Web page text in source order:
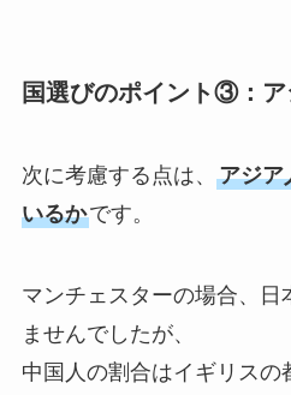
国選びのポイント③：
次に考慮する点は、 アジア
いるかです。
マンチェスターの場合、日
ませんでしたが、
中国人の割合はイギリスの